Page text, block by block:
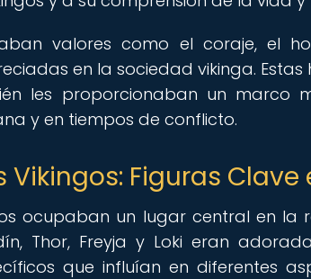
valores como el coraje, el
en la sociedad vikinga. Estas
les proporcionaban un marco
y en tiempos de conflicto.
Vikingos: Figuras Clave
ocupaban un lugar central en la
Thor, Freyja y Loki eran
que influían en diferentes